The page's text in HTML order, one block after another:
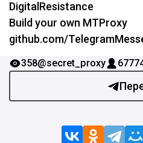
DigitalResistance
Build your own MTProxy
github.com/
358@secret_proxy